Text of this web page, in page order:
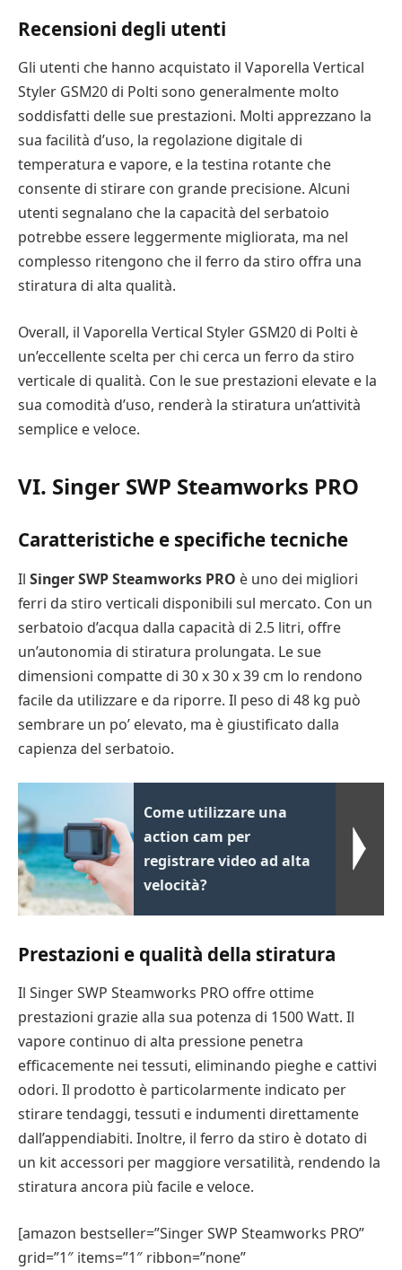
Recensioni degli utenti
Gli utenti che hanno acquistato il Vaporella Vertical
Styler GSM20 di Polti sono generalmente molto
soddisfatti delle sue prestazioni. Molti apprezzano la
sua facilità d’uso, la regolazione digitale di
temperatura e vapore, e la testina rotante che
consente di stirare con grande precisione. Alcuni
utenti segnalano che la capacità del serbatoio
potrebbe essere leggermente migliorata, ma nel
complesso ritengono che il ferro da stiro offra una
stiratura di alta qualità.
Overall, il Vaporella Vertical Styler GSM20 di Polti è
un’eccellente scelta per chi cerca un ferro da stiro
verticale di qualità. Con le sue prestazioni elevate e la
sua comodità d’uso, renderà la stiratura un’attività
semplice e veloce.
VI. Singer SWP Steamworks PRO
Caratteristiche e specifiche tecniche
Il Singer SWP Steamworks PRO è uno dei migliori
ferri da stiro verticali disponibili sul mercato. Con un
serbatoio d’acqua dalla capacità di 2.5 litri, offre
un’autonomia di stiratura prolungata. Le sue
dimensioni compatte di 30 x 30 x 39 cm lo rendono
facile da utilizzare e da riporre. Il peso di 48 kg può
sembrare un po’ elevato, ma è giustificato dalla
capienza del serbatoio.
Come utilizzare una
action cam per
registrare video ad alta
velocità?
Prestazioni e qualità della stiratura
Il Singer SWP Steamworks PRO offre ottime
prestazioni grazie alla sua potenza di 1500 Watt. Il
vapore continuo di alta pressione penetra
efficacemente nei tessuti, eliminando pieghe e cattivi
odori. Il prodotto è particolarmente indicato per
stirare tendaggi, tessuti e indumenti direttamente
dall’appendiabiti. Inoltre, il ferro da stiro è dotato di
un kit accessori per maggiore versatilità, rendendo la
stiratura ancora più facile e veloce.
[amazon bestseller=”Singer SWP Steamworks PRO”
grid=”1″ items=”1″ ribbon=”none”